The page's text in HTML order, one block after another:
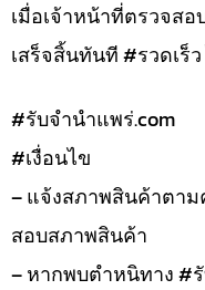
เมื่อเจ้าหน้าที่ตรวจส
เสร็จสิ้นทันที #รวดเร็ว
#รับจํานําแพร่.com
#เงื่อนไข
– แจ้งสภาพสินค้าตาม
สอบสภาพสินค้า
– หากพบตำหนิทาง #